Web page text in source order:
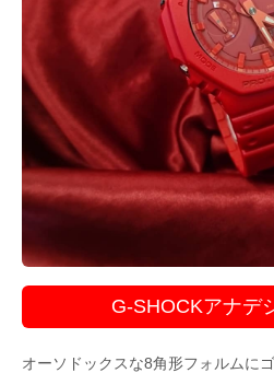
G-SHOCKアナデ
オーソドックスな8角形フォルムに